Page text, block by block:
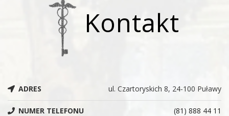
Kontakt
ADRES ul. Czartoryskich 8, 24-100 Puławy
NUMER TELEFONU (81) 888 44 11